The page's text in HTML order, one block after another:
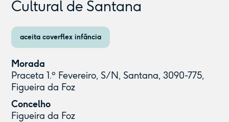
Cultural de Santana
aceita coverflex infância
Morada
Praceta 1.º Fevereiro, S/N, Santana, 3090-775,
Figueira da Foz
Concelho
Figueira da Foz